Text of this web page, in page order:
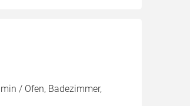
/ Ofen, Badezimmer,